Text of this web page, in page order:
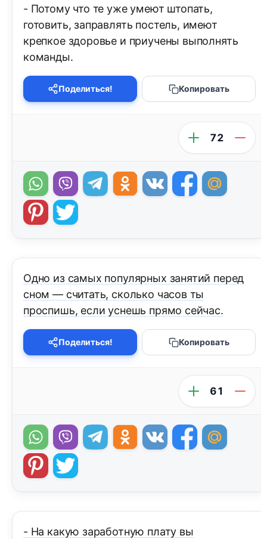
- Потому что те уже умеют штопать,
готовить, заправлять постель, имеют
крепкое здоровье и приучены выполнять
команды.
Поделиться! Копировать
72
Одно из самых популярных занятий перед
сном — считать, сколько часов ты
проспишь, если уснешь прямо сейчас.
Поделиться! Копировать
61
- На какую заработную плату вы